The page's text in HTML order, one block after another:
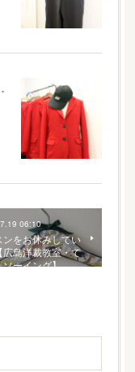
てくソーイング】
06:10
ンをお休みしてい
広島洋裁教室・て
ソーイング】